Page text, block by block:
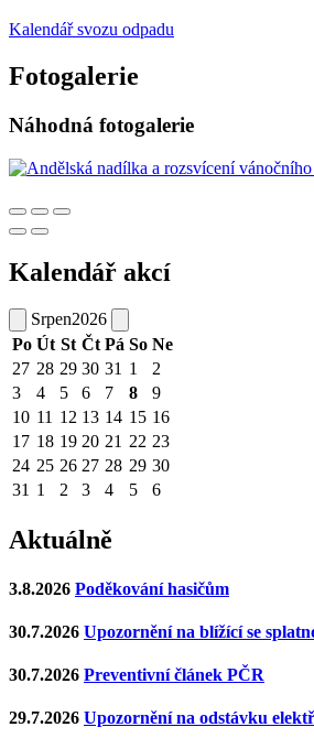
Kalendář svozu odpadu
Fotogalerie
Náhodná fotogalerie
Kalendář akcí
Srpen2026
Po Út St Čt Pá So Ne
27 28 29 30 31 1
2
3
4 5 6 7 8
9
10 11 12 13 14 15 16
17 18 19 20 21 22 23
24 25 26 27 28 29 30
31 1 2 3 4 5 6
Aktuálně
3.8.2026 Poděkování hasičům
30.7.2026 Upozornění na blížící se
30.7.2026 Preventivní článek PČR
29.7.2026 Upozornění na odstávku